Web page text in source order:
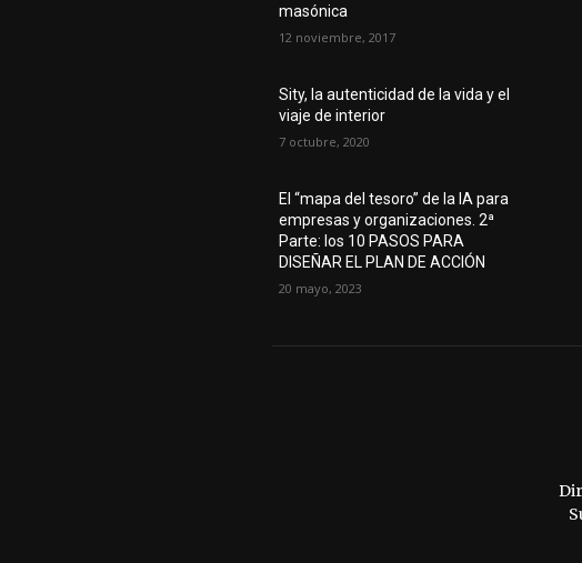
masónica
12 noviembre, 2017
Sity, la autenticidad de la vida y el
viaje de interior
7 octubre, 2020
El “mapa del tesoro” de la IA para
empresas y organizaciones. 2ª
Parte: los 10 PASOS PARA
DISEÑAR EL PLAN DE ACCIÓN
20 mayo, 2023